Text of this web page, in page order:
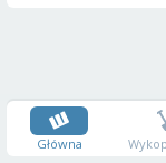
Główna